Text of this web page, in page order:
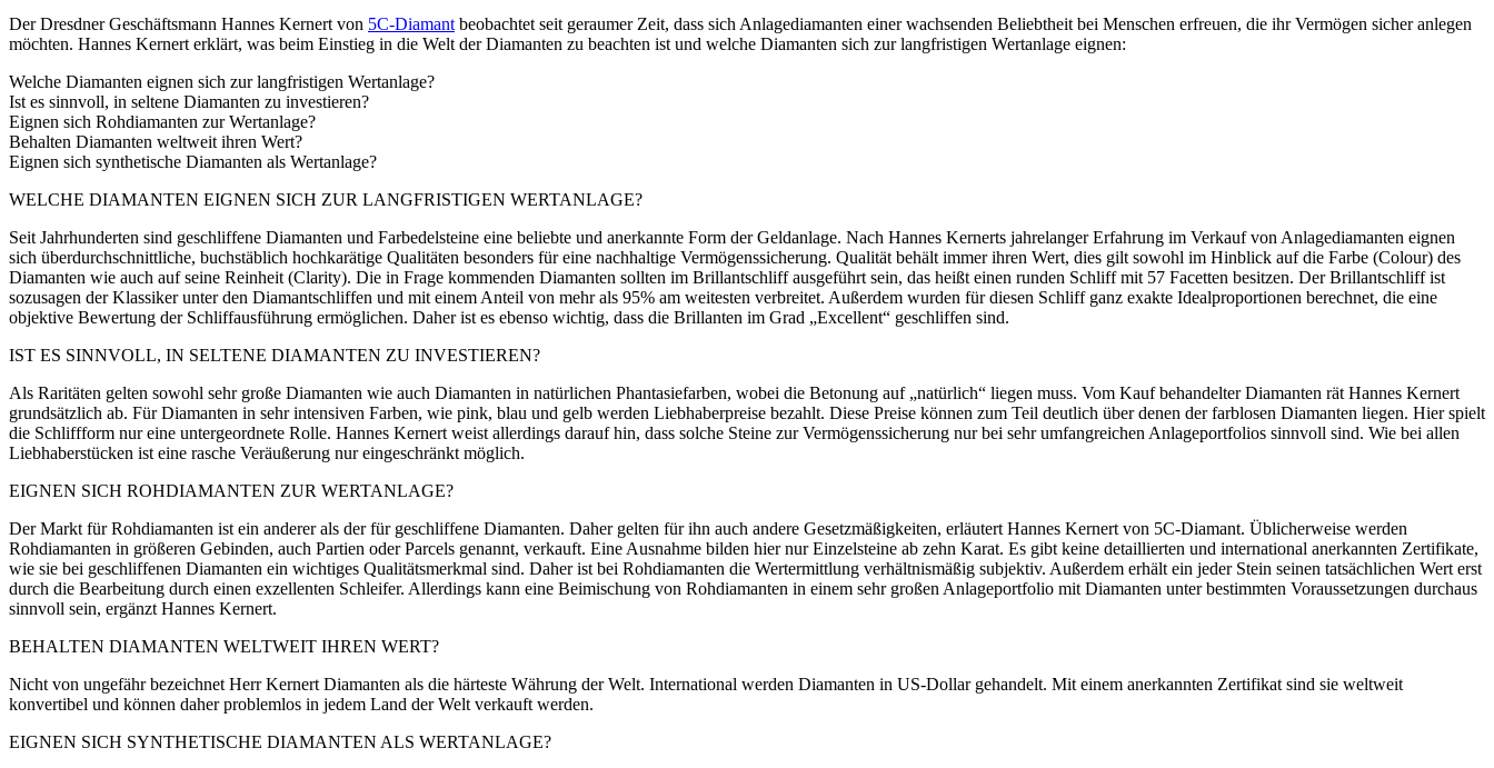
Der Dresdner Geschäftsmann Hannes Kernert von 5C-Diamant beobachtet seit geraumer Zeit, dass sich Anlagediamanten einer wachsenden Beliebtheit bei Menschen erfreuen, die ihr Vermögen sicher anlegen
möchten. Hannes Kernert erklärt, was beim Einstieg in die Welt der Diamanten zu beachten ist und welche Diamanten sich zur langfristigen Wertanlage eignen:
Welche Diamanten eignen sich zur langfristigen Wertanlage?
Ist es sinnvoll, in seltene Diamanten zu investieren?
Eignen sich Rohdiamanten zur Wertanlage?
Behalten Diamanten weltweit ihren Wert?
Eignen sich synthetische Diamanten als Wertanlage?
WELCHE DIAMANTEN EIGNEN SICH ZUR LANGFRISTIGEN WERTANLAGE?
Seit Jahrhunderten sind geschliffene Diamanten und Farbedelsteine eine beliebte und anerkannte Form der Geldanlage. Nach Hannes Kernerts jahrelanger Erfahrung im Verkauf von Anlagediamanten eignen
sich überdurchschnittliche, buchstäblich hochkarätige Qualitäten besonders für eine nachhaltige Vermögenssicherung. Qualität behält immer ihren Wert, dies gilt sowohl im Hinblick auf die Farbe (Colour) des
Diamanten wie auch auf seine Reinheit (Clarity). Die in Frage kommenden Diamanten sollten im Brillantschliff ausgeführt sein, das heißt einen runden Schliff mit 57 Facetten besitzen. Der Brillantschliff ist
sozusagen der Klassiker unter den Diamantschliffen und mit einem Anteil von mehr als 95% am weitesten verbreitet. Außerdem wurden für diesen Schliff ganz exakte Idealproportionen berechnet, die eine
objektive Bewertung der Schliffausführung ermöglichen. Daher ist es ebenso wichtig, dass die Brillanten im Grad „Excellent“ geschliffen sind.
IST ES SINNVOLL, IN SELTENE DIAMANTEN ZU INVESTIEREN?
Als Raritäten gelten sowohl sehr große Diamanten wie auch Diamanten in natürlichen Phantasiefarben, wobei die Betonung auf „natürlich“ liegen muss. Vom Kauf behandelter Diamanten rät Hannes Kernert
grundsätzlich ab. Für Diamanten in sehr intensiven Farben, wie pink, blau und gelb werden Liebhaberpreise bezahlt. Diese Preise können zum Teil deutlich über denen der farblosen Diamanten liegen. Hier spielt
die Schliffform nur eine untergeordnete Rolle. Hannes Kernert weist allerdings darauf hin, dass solche Steine zur Vermögenssicherung nur bei sehr umfangreichen Anlageportfolios sinnvoll sind. Wie bei allen
Liebhaberstücken ist eine rasche Veräußerung nur eingeschränkt möglich.
EIGNEN SICH ROHDIAMANTEN ZUR WERTANLAGE?
Der Markt für Rohdiamanten ist ein anderer als der für geschliffene Diamanten. Daher gelten für ihn auch andere Gesetzmäßigkeiten, erläutert Hannes Kernert von 5C-Diamant. Üblicherweise werden
Rohdiamanten in größeren Gebinden, auch Partien oder Parcels genannt, verkauft. Eine Ausnahme bilden hier nur Einzelsteine ab zehn Karat. Es gibt keine detaillierten und international anerkannten Zertifikate,
wie sie bei geschliffenen Diamanten ein wichtiges Qualitätsmerkmal sind. Daher ist bei Rohdiamanten die Wertermittlung verhältnismäßig subjektiv. Außerdem erhält ein jeder Stein seinen tatsächlichen Wert erst
durch die Bearbeitung durch einen exzellenten Schleifer. Allerdings kann eine Beimischung von Rohdiamanten in einem sehr großen Anlageportfolio mit Diamanten unter bestimmten Voraussetzungen durchaus
sinnvoll sein, ergänzt Hannes Kernert.
BEHALTEN DIAMANTEN WELTWEIT IHREN WERT?
Nicht von ungefähr bezeichnet Herr Kernert Diamanten als die härteste Währung der Welt. International werden Diamanten in US-Dollar gehandelt. Mit einem anerkannten Zertifikat sind sie weltweit
konvertibel und können daher problemlos in jedem Land der Welt verkauft werden.
EIGNEN SICH SYNTHETISCHE DIAMANTEN ALS WERTANLAGE?